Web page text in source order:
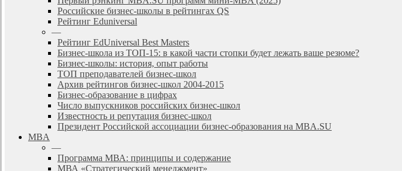
Российские бизнес-школы в рейтингах QS
Рейтинг Eduniversal
—
Рейтинг EdUniversal Best Masters
Бизнес-школа из ТОП-15: в какой части стопки будет лежать ваше резюме?
Бизнес-школы: история, опыт работы
ТОП преподавателей бизнес-школ
Архив рейтингов бизнес-школ 2004-2015
Бизнес-образование в цифрах
Число выпускников российских бизнес-школ
Известность и репутация бизнес-школ
Президент Российской ассоциации бизнес-образования на MBA.SU
MBA
—
Программа МВА: принципы и содержание
МВА «Cтратегический менеджмент»